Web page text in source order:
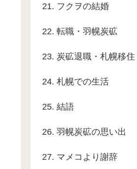
21. フクヲの結婚
22. 転職・羽幌炭砿
23. 炭砿退職・札幌移住
24. 札幌での生活
25. 結語
26. 羽幌炭砿の思い出
27. マメコより謝辞